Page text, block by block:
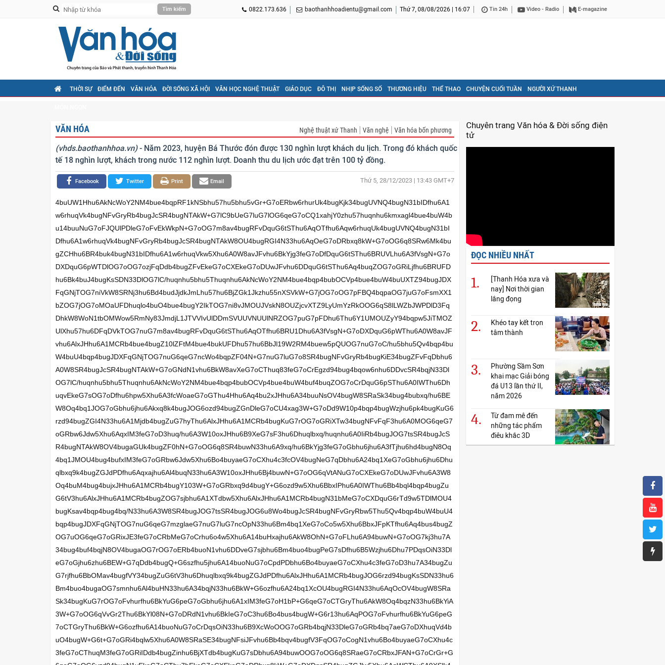
0822.173.636 baothanhhoadientu@gmail.com Thứ 7, 08/08/2026 | 16:07 Tin 24h Video - Radio E-magazine
THỜI SỰ ĐIỂM ĐẾN VĂN HÓA ĐỜI SỐNG XÃ HỘI VĂN HỌC NGHỆ THUẬT GIÁO DỤC ĐÔ THỊ NHỊP SỐNG SỐ THƯƠNG HIỆU THỂ THAO CHUYỆN CUỐI TUẦN NGƯỜI XỨ THANH
VĂN HÓA Nghệ thuật xứ Thanh Văn nghệ Văn hóa bốn phương
(vhds.baothanhhoa.vn)- Năm 2023, huyện Bá Thước đón được 130 nghìn lượt khách du lịch. Trong đó khách quốc
tế 18 nghìn lượt, khách trong nước 112 nghìn lượt. Doanh thu du lịch ước đạt trên 100 tỷ đồng.
Email
Print
Twitter
Facebook Thứ 5, 28/12/2023 | 13:43 GMT+7
4buUW1Hhu6AkNcWoY2NM4bue4bqpRF1kNSbhu57hu5bhu5vGr+G7oERbw6rhurUk4bugKjk34bugUVNQ4bugN31bIDfhu6A1
w6rhuqVk4bugNFvGryRb4bugJcSR4bugNTAkW+G7lC9bUeG7luG7lOG6qeG7oCQ1xahjY0zhu57huqnhu6kmxagl4bue4buW4b
u14buuNuG7oFJQUlPDleG7oFvEkWkpN+G7oOG7m8av4bugRFvDquG6tSThu6AqOTfhu6Aqw6rhuqUk4bugUVNQ4bugN31bI
Dfhu6A1w6rhuqVk4bugNFvGryRb4bugJcSR4bugNTAkW8OU4bugRGI4N33hu6AqOeG7oDRbxq8kW+G7oOG6q8SRw6Mk4bu
gZCHhu6BR4buk4bugN31bIDfhu6A1w6rhuqVkw5Xhu6A0W8avJFvhu6BkYjg3feG7oDfDquG6tSThu6BRUVLhu6A3fVsgN+G7o
DXDquG6pWTDlOG7oOG7ozjFqDdb4bugZFvEkeG7oCXEkeG7oDUwJFvhu6DDquG6tSThu6Aq4buqZOG7oGRiLjfhu6BRUFD
hu6Bk4buJ4bugKsSDN33DlOG7lC/huqnhu5bhu5Thuqnhu6AkNcWoY2NM4bue4bqp4bubOCVp4bue4buW4buUXTZ94bugJDX
FqGNjTOG7niVkW8SRNj3hu6Bd4budJjdkJmLhu57hu6BjZGk1Jkzhu55nXSVkW+G7jOG7oOG7pFBQ4bqpaOG7juG7oFsmXX1
bZOG7jOG7oMOaUFDhuqlo4buO4bue4bugY2IkTOG7ni8vJMOUJVskN8OUZjcvXTZ9LyUmYzRkOOG6qS8lLWZbJWPDlD3Fq
DhkW8WoN1tbOMWow5RmNy83JmdjL1JTVVIvUlDDmSVUUVNUUlNRZOG7puG7pFDhu6Thu6Y1UMOUZyY94bqpw5JiTMOZ
UlXhu57hu6DFqDVkTOG7nuG7m8av4bugRFvDquG6tSThu6AqOTfhu6BRU1Dhu6A3fVsgN+G7oDXDquG6pWThu6A0W8avJF
vhu6AlxJHhu6A1MCRb4bue4bugZ10lZFtM4bue4bukUFDhu57hu6BbJl19W2RM4buew5pQUOG7nuG7oC/hu5bhu5Qv4bqp4bu
W4buU4bqp4bugJDXFqGNjTOG7nuG6qeG7ncWo4bqpZF04N+G7nuG7luG7o8SR4bugNFvGryRb4bugKiE34bugZFvFqDbhu6
A0W8SR4bugJcSR4bugNTAkW+G7oGNdN1vhu6BkW8avXeG7oCThuq83feG7oCrEgzd94bug4bqow6nhu6DDvcSR4bqjN33Dl
OG7lC/huqnhu5bhu5Thuqnhu6AkNcWoY2NM4bue4bqp4bubOCVp4bue4buW4buf4buqZOG7oCrDquG6pSThu6A0IWThu6Dh
uqvEkeG7sOG7oDfhu6hpw5Xhu6A3fcWoaeG7oGThu4Hhu6Aq4bu2xJHhu6A34buuNsOV4bugW8SRaSk34bug4bubxq/hu6BE
W8Oq4bq1JOG7oGbhu6jhu6Akxq8k4bugJOG6ozd94bugZGnDleG7oCU4xag3W+G7oDd9W10p4bqp4bugWzjhu6pk4bugKuG6
rzd94bugZGI4N33hu6A1Mjdb4bugZuG7hyThu6AlxJHhu6A1MCRb4bugKuG7rOG7oGRiXTw34bugNFvFqF3hu6A0MOG6qeG7
oGRbw6Jdw5Xhu6AqxIM3feG7oD3huq/hu6A3W10oxJHhu6B9XeG7sF3hu6Dhuqlbxq/huqnhu6A0IiRb4bugJOG7tsSR4bugJcS
R4bugNTAkW8OV4bugaGUk4bugZF0hN+G7oOG6q8SR4buwN33hu6A9xq/hu6BkYjg3feG7oGbhu6jhu6A3fTjhu6hd4bugN8Oq
4bq1JMOU4bug4bufxIM3feG7oGRbw6Jdw5Xhu6Bo4buyaeG7oCXhu4c3fcOV4bugNeG7qDbhu6A24bq1XeG7oGbhu6jhu6Dhu
qlbxq9k4bugZGJdPDfhu6Aqxajhu6Al4buqN33hu6A3W10oxJHhu6Bj4buwN+G7oOG6qVtANuG7oCXEkeG7oDUwJFvhu6A3W8
Oq4buM4bug4bujxJHhu6A1MCRb4bugY103W+G7oGRbxq9d4bugY+G6ozd9w5Xhu6BbxIPhu6A0IWThu6Bb4bql4bqp4bugZu
G6tV3hu6AlxJHhu6A1MCRb4bugZOG7sjbhu6A1XTdbw5Xhu6AlxJHhu6A1MCRb4bugN31bMeG7oCXDquG6rTd9w5TDlMOU4
bugKsav4bqp4bug4bq/N33hu6A3W8SR4bugJOG7tsSR4bugJOG6u8Wo4bugJcSR4bugNFvGryRbw5Thu5Qv4bqp4buW4buU4
bqp4bugJDXFqGNjTOG7nuG6qeG7mzglaeG7nuG7luG7ncOpN33hu6Bm4bq1XeG7oCo5w5Xhu6BbxJFpKTfhu6Aq4bus4bugZ
OG7uOG6qeG7oGRixJE3feG7oCRbMeG7oCrhu6o4w5Xhu6A14buHxajhu6AkW8OhN+G7oFLhu6A94buwN+G7oOG7kj3hu7A
34bug4buf4bqjN8OV4bugaOG7rOG7oERb4buoN1vhu6DDveG7sjbhu6Bm4buo4bugPeG7sDfhu6B5Wzjhu6Dhu7PDqsOiN33Dl
eG7oGjhu6zhu6BEW+G7qDdb4bugQ+G6szfhu5jhu6A14buoNuG7oCpdPDbhu6Bo4buyaeG7oCXhu4c3feG7oD3hu7A34bugZu
G7rjfhu6BbOMav4bugfVY34bugZuG6tV3hu6Dhuqlbxq9k4bugZGJdPDfhu6AlxJHhu6A1MCRb4bugJOG6rzd94bugKsSDN33hu6
Bm4buo4bugaOG7smnhu6Al4buHN33hu6A34bqjN33hu6BkW+G6ozfhu6A24bq1XcOU4bugRGI4N33hu6AqOcOV4bugW8SRa
Sk34bugKuG7rOG7oFvhurfhu6BkYuG6peG7oGbhu6jhu6A1xIM3feG7oH1bP+G6qeG7oCTGryThu6AkW8Oq4bqzN33hu6BkYiA
3W+G7oOG6qVvGr2Thu6BkYl08N+G7oDRdN1vhu6BkIeG7oC3hu6Bo4bus4bugW+G6r13hu6AqPOG7oFvhurfhu6BkYuG6peG
7oCTGryThu6BkW+G6ozfhu6A14buoNuG7oCrDqsOiN33hu6B9XcWoOOG7oGRb4bqjN33DleG7oGRb4bq7aeG7oDXhuqVd4b
uO4bugW+G6t+G7oGRi4bqlw5Xhu6A0W8SRaSE34bugNFsiJFvhu6Bb4bqv4bugfV3FqOG7oCogN1vhu6Bo4buyaeG7oCXhu4c
3feG7oCThuqM3feG7oGRiIDdb4bugZinhu6BjXTdb4bugKuG7sDbhu6A94buwOOG7oOG6q8SRaeG7oCRbxJFAN+G7oCrGr+G
Chuyên trang Văn hóa & Đời sống điện
tử
ĐỌC NHIỀU NHẤT
1.
[Thanh Hóa xưa và
nay] Nơi thời gian
lắng đọng
2.
Khéo tay kết trọn
tâm thành
3.
Phường Sầm Sơn
khai mạc Giải bóng
đá U13 lần thứ II,
năm 2026
4.
Từ đam mê đến
những tác phẩm
điêu khắc 3D